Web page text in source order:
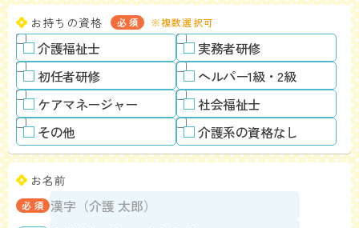
お持ちの資格 ※複数選択可
介護福祉士
実務者研修
初任者研修
ヘルパー1級・2級
ケアマネージャー
社会福祉士
その他
介護系の資格なし
お名前